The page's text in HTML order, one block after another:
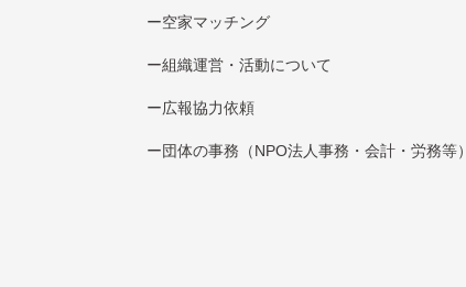
空家マッチング
組織運営・活動について
広報協⼒依頼
団体の事務（NPO法人事務・会計・労務等）